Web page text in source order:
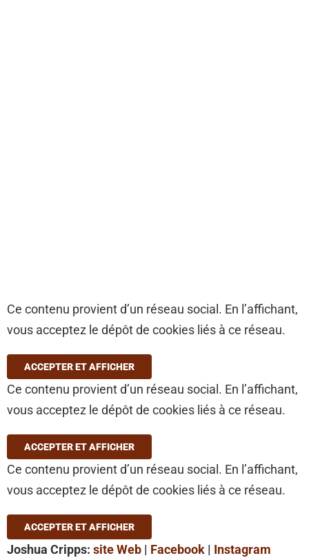
Ce contenu provient d’un réseau social. En l’affichant,
vous acceptez le dépôt de cookies liés à ce réseau.
ACCEPTER ET AFFICHER
Ce contenu provient d’un réseau social. En l’affichant,
vous acceptez le dépôt de cookies liés à ce réseau.
ACCEPTER ET AFFICHER
Ce contenu provient d’un réseau social. En l’affichant,
vous acceptez le dépôt de cookies liés à ce réseau.
ACCEPTER ET AFFICHER
Joshua Cripps: site Web | Facebook | Instagram